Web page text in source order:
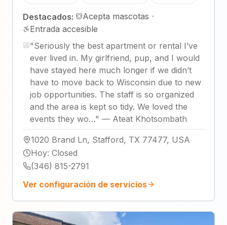
Destacados: Acepta mascotas ·
Entrada accesible
"Seriously the best apartment or rental I’ve
ever lived in. My girlfriend, pup, and I would
have stayed here much longer if we didn’t
have to move back to Wisconsin due to new
job opportunities. The staff is so organized
and the area is kept so tidy. We loved the
events they wo…" — Ateat Khotsombath
1020 Brand Ln, Stafford, TX 77477, USA
Hoy: Closed
(346) 815-2791
Ver configuración de servicios